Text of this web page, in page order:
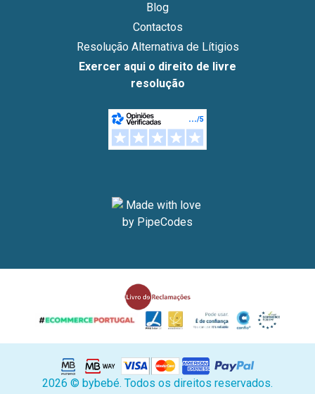
Blog
Contactos
Resolução Alternativa de Lítigios
Exercer aqui o direito de livre
resolução
2026 © bybebé. Todos os direitos reservados.